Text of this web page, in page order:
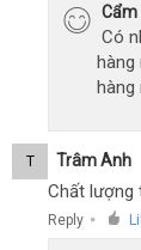
Cẩm
Có
hàng
hàng
T Trâm Anh
Chất lượng
Reply ●